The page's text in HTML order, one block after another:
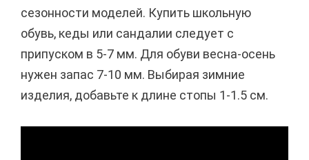
сезонности моделей. Купить школьную
обувь, кеды или сандалии следует с
припуском в 5-7 мм. Для обуви весна-осень
нужен запас 7-10 мм. Выбирая зимние
изделия, добавьте к длине стопы 1-1.5 см.